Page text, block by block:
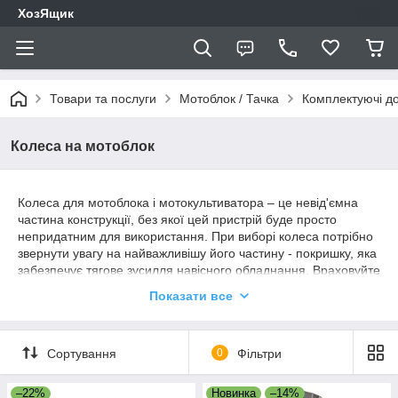
ХозЯщик
Товари та послуги Мотоблок / Тачка Комплектуючі
Колеса на мотоблок
Колеса для мотоблока і мотокультиватора – це невід'ємна
частина конструкції, без якої цей пристрій буде просто
непридатним для використання. При виборі колеса потрібно
звернути увагу на найважливішу його частину - покришку, яка
забезпечує тягове зусилля навісного обладнання. Враховуйте
потужність апарату, типи ґрунтів, ущільнення, місцевість
Колеса мотоблока мають різний діаметр, ширину и посадкові
розміри. Діаметр колес, найбільш розповсюджений,
починається від 6 дюймів. Великі тракторні колеса
Показати все
Сортування 0 Фільтри
–22% Новинка –14%